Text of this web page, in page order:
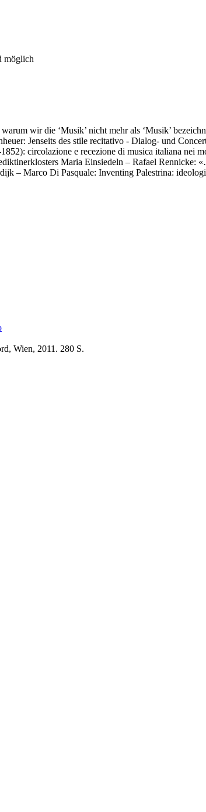
möglich
wir die ‘Musik’ nicht mehr als ‘Musik’
Jenseits des stile recitativo - Dialog- und
circolazione e recezione di musica italiana nei
Maria Einsiedeln – Rafael
– Marco Di Pasquale: Inventing Palestrina:
Wien, 2011. 280 S.